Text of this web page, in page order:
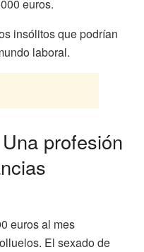
euros.
insólitos que podrían
laboral.
profesión
euros al mes
El sexado de